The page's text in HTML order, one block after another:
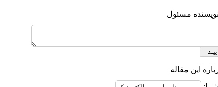
نویسنده مسئول
این مقاله